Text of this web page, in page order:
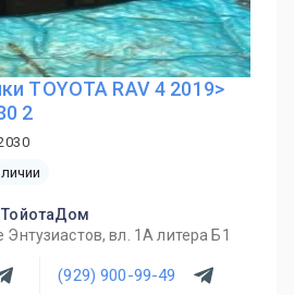
TOYOTA RAV 4 2019>
2
ТойотаДом
вл. 1А литера Б1
(929) 900-99-49